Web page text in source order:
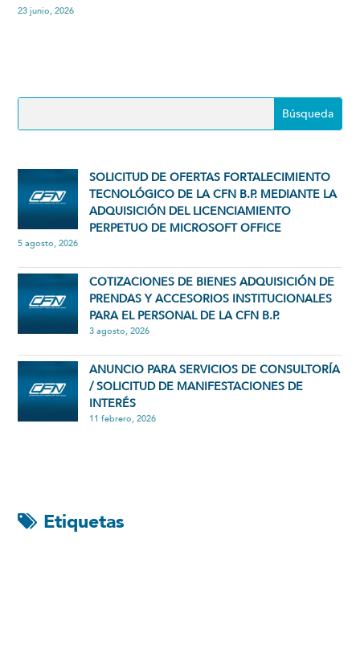
23 junio, 2026
SOLICITUD DE OFERTAS FORTALECIMIENTO
TECNOLÓGICO DE LA CFN B.P. MEDIANTE LA
ADQUISICIÓN DEL LICENCIAMIENTO
PERPETUO DE MICROSOFT OFFICE
5 agosto, 2026
COTIZACIONES DE BIENES ADQUISICIÓN DE
PRENDAS Y ACCESORIOS INSTITUCIONALES
PARA EL PERSONAL DE LA CFN B.P.
3 agosto, 2026
ANUNCIO PARA SERVICIOS DE CONSULTORÍA
/ SOLICITUD DE MANIFESTACIONES DE
INTERÉS
11 febrero, 2026
Etiquetas